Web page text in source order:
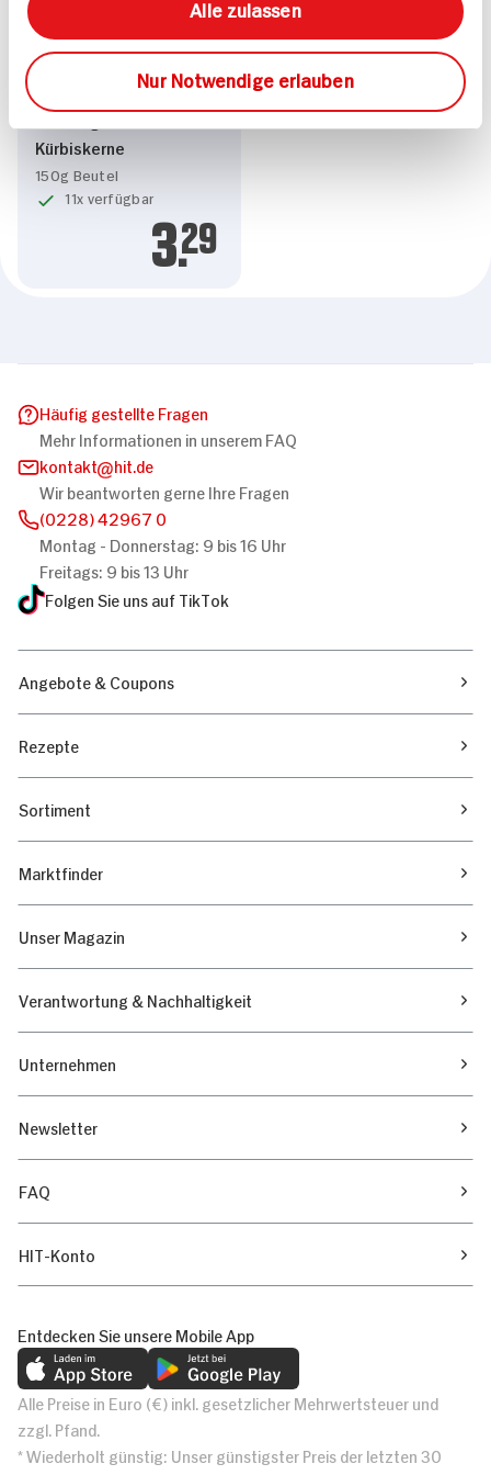
Alle zulassen
Nur Notwendige erlauben
Kürbiskerne
150g Beutel
11x verfügbar
3.29
Häufig gestellte Fragen
Mehr Informationen in unserem FAQ
kontakt
hit.de
Wir beantworten gerne Ihre Fragen
(0228) 42967 0
Montag - Donnerstag: 9 bis 16 Uhr
Freitags: 9 bis 13 Uhr
Folgen Sie uns auf TikTok
Angebote & Coupons
Rezepte
Sortiment
Marktfinder
Unser Magazin
Verantwortung & Nachhaltigkeit
Unternehmen
Newsletter
FAQ
HIT-Konto
Entdecken Sie unsere Mobile App
Alle Preise in Euro (€) inkl. gesetzlicher Mehrwertsteuer und
zzgl. Pfand.
* Wiederholt günstig: Unser günstigster Preis der letzten 30